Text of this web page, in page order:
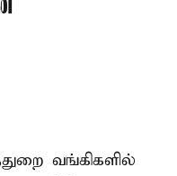
வங்கிகளில்